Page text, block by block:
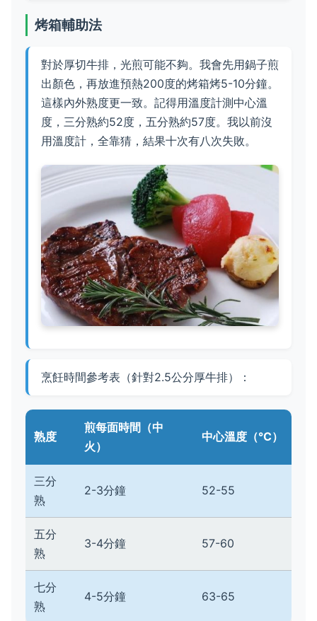
烤箱輔助法
對於厚切牛排，光煎可能不夠。我會先用鍋子煎
出顏色，再放進預熱200度的烤箱烤5-10分鐘。
這樣內外熟度更一致。記得用溫度計測中心溫
度，三分熟約52度，五分熟約57度。我以前沒
用溫度計，全靠猜，結果十次有八次失敗。
烹飪時間參考表（針對2.5公分厚牛排）：
熟度
煎每面時間（中
火）
中心溫度（°C）
三分
熟
2-3分鐘 52-55
五分
熟
3-4分鐘 57-60
七分
熟
4-5分鐘 63-65